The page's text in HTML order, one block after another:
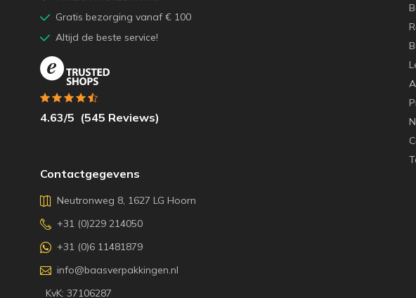
Contactgegevens
Neutronweg 8, 1627 LG Hoorn
+31 (0)229 214050
+31 (0)6 11481879
info@baasverpakkingen.nl
KvK: 37106287
Gratis bezorging vanaf € 100
Altijd de beste service!
4.63/5 (545 Reviews)